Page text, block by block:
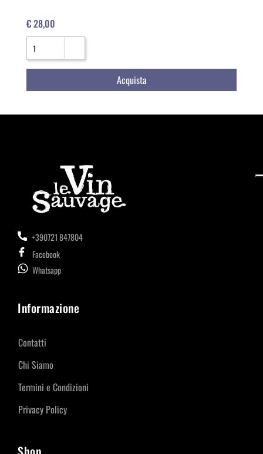
€ 28,00
Quantità
Acquista
+390721 847804
Facebook
Whatsapp
Informazione
Contatti
Chi Siamo
Termini e Condizioni
Privacy Policy